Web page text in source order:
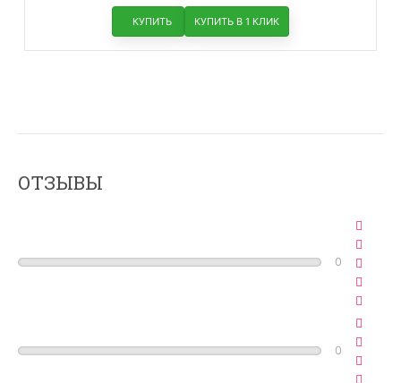
КУПИТЬ КУПИТЬ В 1 КЛИК
ОТЗЫВЫ
0
0